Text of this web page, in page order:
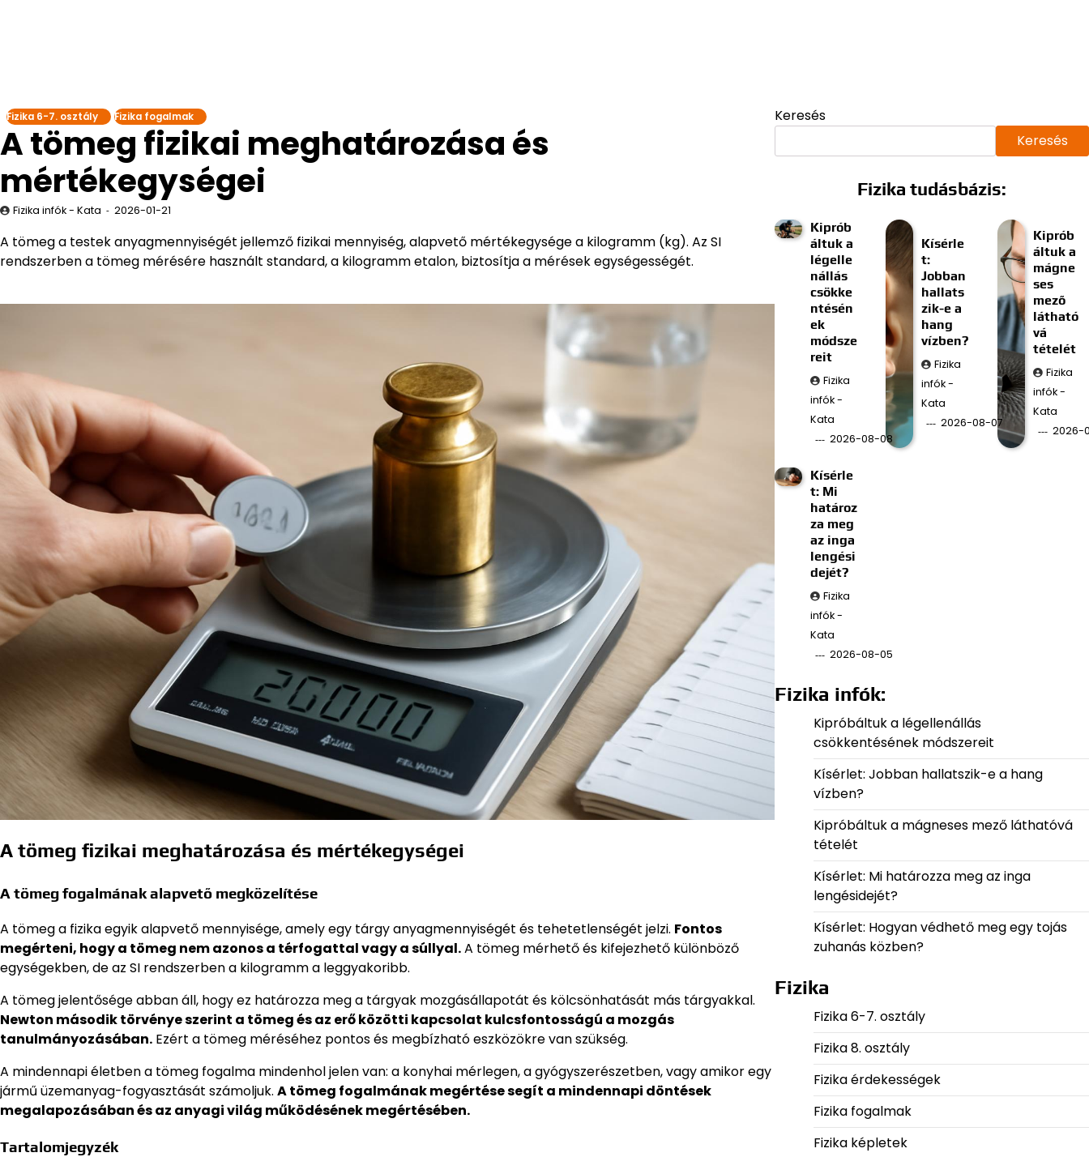
Fizika 6-7. osztály Fizika fogalmak
A tömeg fizikai meghatározása és
mértékegységei
Fizika infók - Kata 2026-01-21
A tömeg a testek anyagmennyiségét jellemző fizikai mennyiség, alapvető mértékegysége a kilogramm (kg). Az SI
rendszerben a tömeg mérésére használt standard, a kilogramm etalon, biztosítja a mérések egységességét.
A tömeg fizikai meghatározása és mértékegységei
A tömeg fogalmának alapvető megközelítése
A tömeg a fizika egyik alapvető mennyisége, amely egy tárgy anyagmennyiségét és tehetetlenségét jelzi. Fontos
megérteni, hogy a tömeg nem azonos a térfogattal vagy a súllyal.A tömeg mérhető és kifejezhető különböző
egységekben, de az SI rendszerben a kilogramm a leggyakoribb.
A tömeg jelentősége abban áll, hogy ez határozza meg a tárgyak mozgásállapotát és kölcsönhatását más tárgyakkal.
Newton második törvénye szerint a tömeg és az erő közötti kapcsolat kulcsfontosságú a mozgás
tanulmányozásában. Ezért a tömeg méréséhez pontos és megbízható eszközökre van szükség.
A mindennapi életben a tömeg fogalma mindenhol jelen van: a konyhai mérlegen, a gyógyszerészetben, vagy amikor egy
jármű üzemanyag-fogyasztását számoljuk. A tömeg fogalmának megértése segít a mindennapi döntések
megalapozásában és az anyagi világ működésének megértésében.
Tartalomjegyzék
Keresés
Keresés
Fizika tudásbázis:
Kiprób
áltuk a
légelle
nállás
csökke
ntésén
ek
módsze
reit
Fizika
infók -
Kata
2026-08-08
Kísérle
t:
Jobban
hallats
zik-e a
hang
vízben?
Fizika
infók -
Kata
2026-08-07
Kiprób
áltuk a
mágne
ses
mező
látható
vá
tételét
Fizika
infók -
Kata
2026-
Kísérle
t: Mi
határoz
za meg
az inga
lengési
dejét?
Fizika
infók -
Kata
2026-08-05
Fizika infók:
Kipróbáltuk a légellenállás
csökkentésének módszereit
Kísérlet: Jobban hallatszik-e a hang
vízben?
Kipróbáltuk a mágneses mező láthatóvá
tételét
Kísérlet: Mi határozza meg az inga
lengésidejét?
Kísérlet: Hogyan védhető meg egy tojás
zuhanás közben?
Fizika
Fizika 6-7. osztály
Fizika 8. osztály
Fizika érdekességek
Fizika fogalmak
Fizika képletek